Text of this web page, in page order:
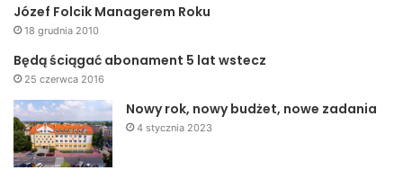
Józef Folcik Managerem Roku
18 grudnia 2010
Będą ściągać abonament 5 lat wstecz
25 czerwca 2016
Nowy rok, nowy budżet, nowe zadania
4 stycznia 2023